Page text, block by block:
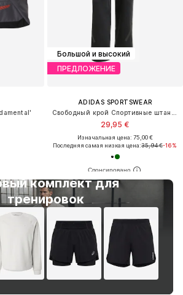
комплект для
тренировок
Большой и высокий
ПРЕДЛОЖЕНИЕ
ADIDAS SPORTSWEAR
29,95 €
Изначальная цена: 75,00 €
Последняя самая низкая цена:35,94 €-16%